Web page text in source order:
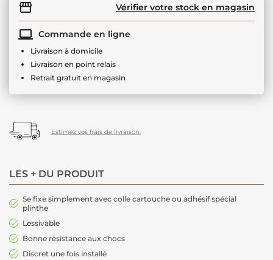
Vérifier votre stock en magasin
Commande en ligne
Livraison à domicile
Livraison en point relais
Retrait gratuit en magasin
Estimez vos frais de livraison.
LES + DU PRODUIT
Se fixe simplement avec colle cartouche ou adhésif spécial
plinthe
Lessivable
Bonne résistance aux chocs
Discret une fois installé